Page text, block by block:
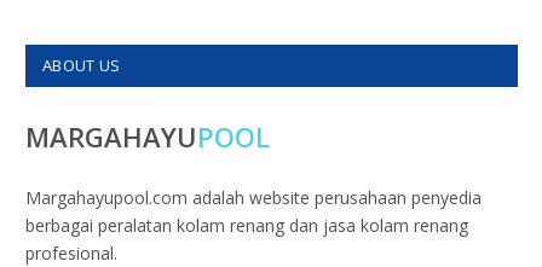
ABOUT US
MARGAHAYUPOOL
Margahayupool.com adalah website perusahaan penyedia
berbagai peralatan kolam renang dan jasa kolam renang
profesional.